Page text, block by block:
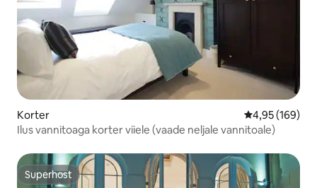
Korter Keskmine
4,95 (169)
Ilus vannitoaga korter viiele (vaade neljale vannitoale)
Superhost
Superhost